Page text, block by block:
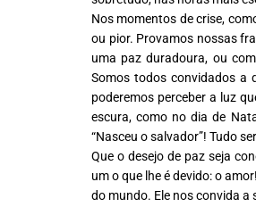
Nos momentos de crise,
ou pior. Provamos nossas
uma paz duradoura, ou
Somos todos convidados a
poderemos perceber a luz
escura, como no dia de
“Nasceu o salvador”! Tudo
Que o desejo de paz seja
um o que lhe é devido: o
do mundo. Ele nos convida a